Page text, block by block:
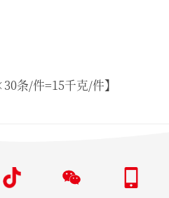
条/件=15千克/件】